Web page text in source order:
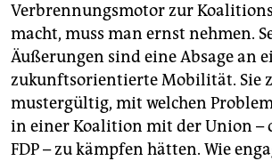
Verbrennungsmotor zur
macht, muss man ernst nehmen.
Äußerungen sind eine Absage an
zukunftsorientierte Mobilität. Sie
mustergültig, mit welchen
in einer Koalition mit der Union –
FDP – zu kämpfen hätten. Wie